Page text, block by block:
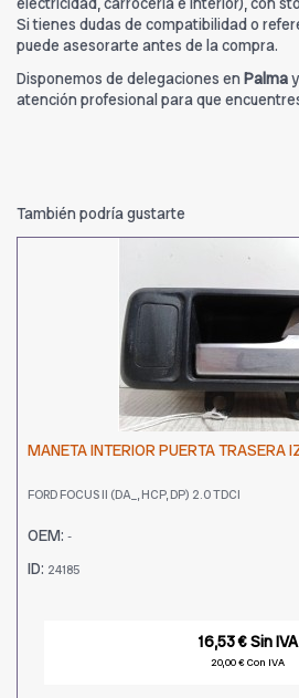
Si tienes dudas de compatibilidad o
puede asesorarte antes de la compra.
Disponemos de delegaciones en Palmay
atención profesional para que
También podría gustarte
MANETA INTERIOR PUERTA TRASERA
FORD FOCUS II (DA_, HCP, DP) 2.0 TDCI
OEM: -
ID: 24185
16,53 € Sin IVA
20,00 € Con IVA